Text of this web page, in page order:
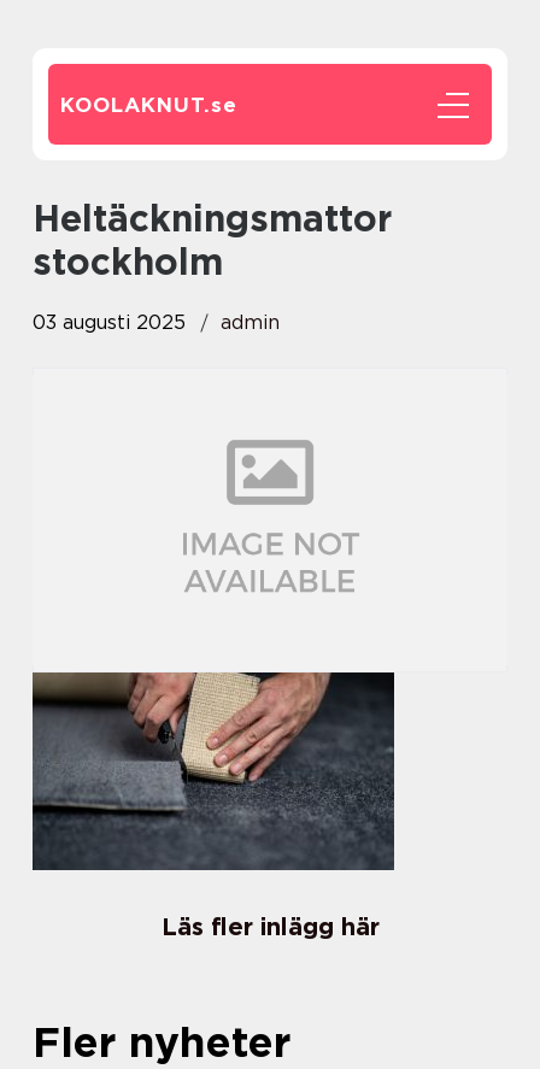
KOOLAKNUT.se
heltäckningsmattor
stockholm
03 augusti 2025 admin
Läs fler inlägg här
Fler nyheter